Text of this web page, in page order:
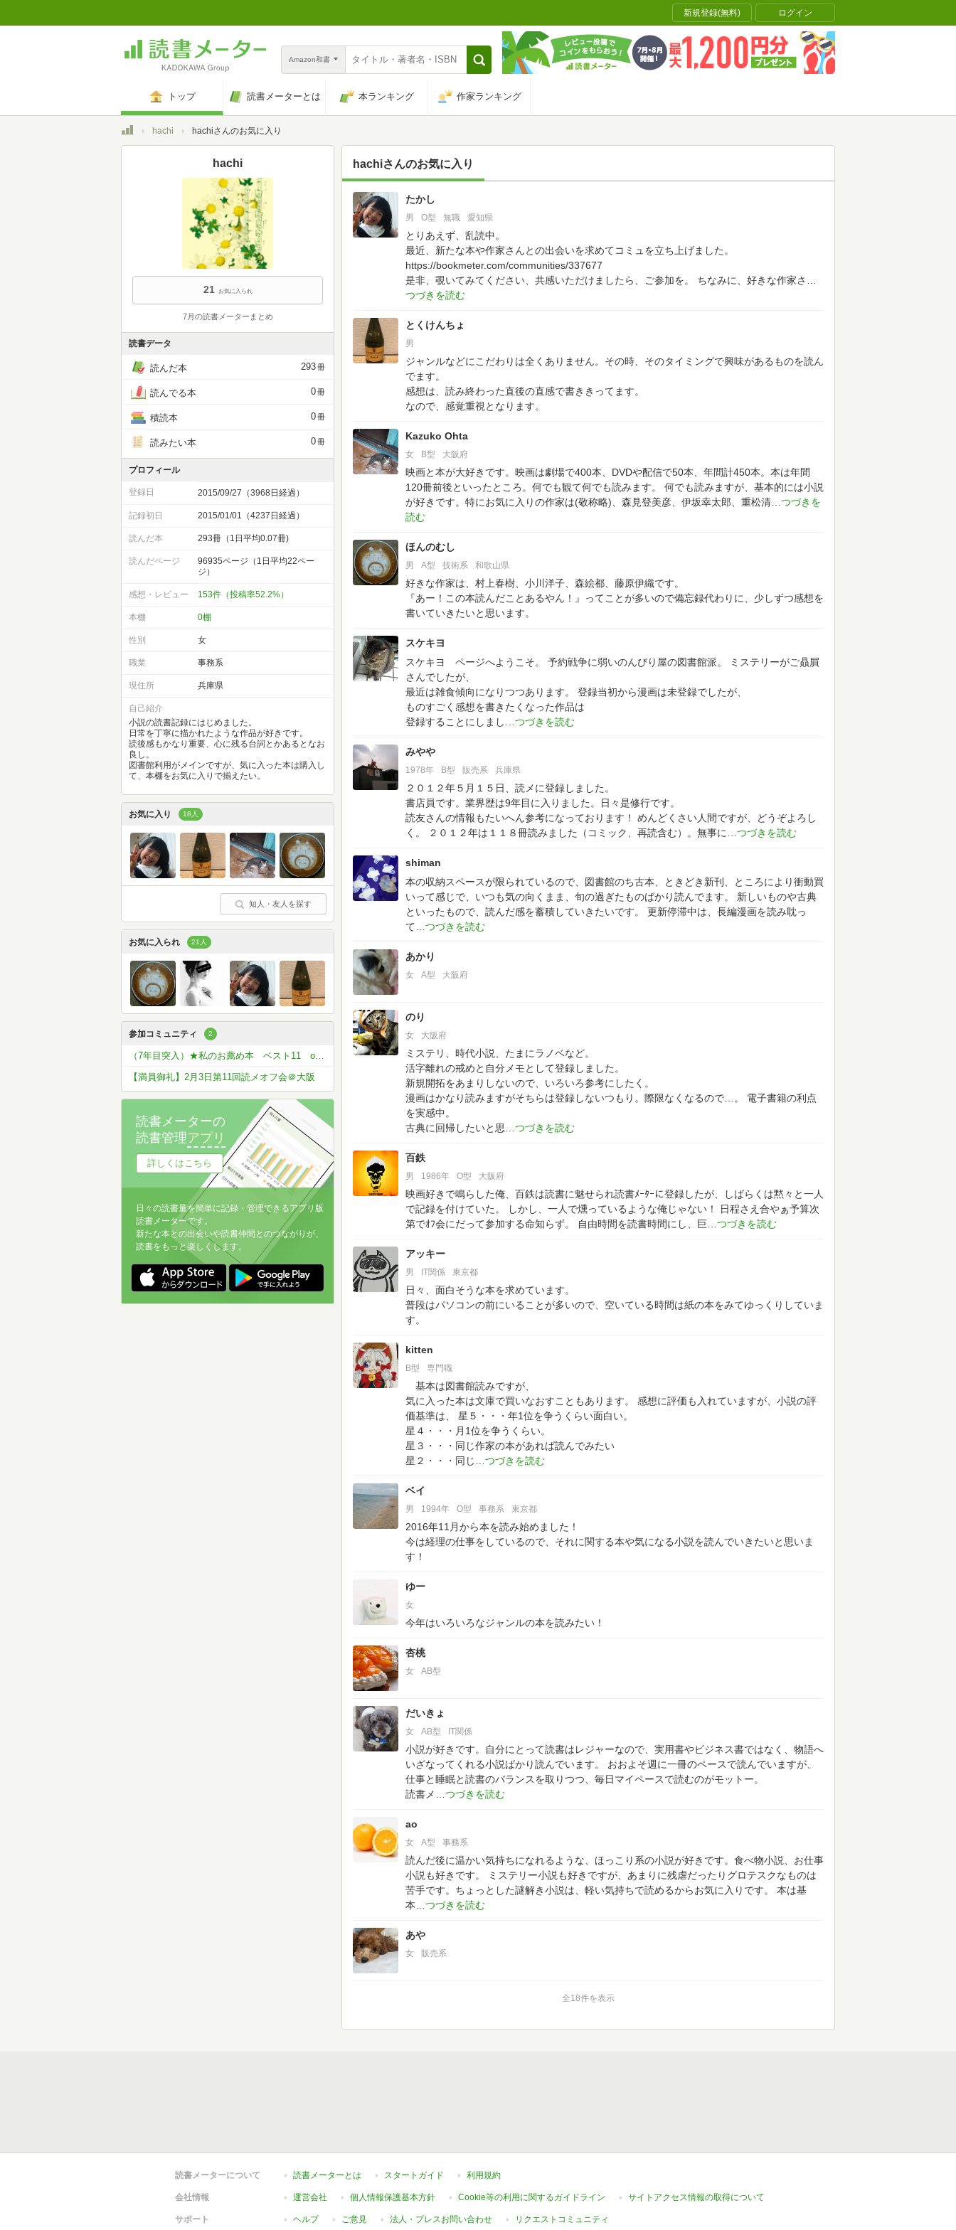
新規登録(無料) ログイン
Amazon和書
トップ 読書メーターとは 本ランキング 作家ランキング
トップhachi hachiさんのお気に入り
hachiさんのお気に入り
18 たかし
男 O型 無職 愛知県
とりあえず、乱読中。
最近、新たな本や作家さんとの出会いを求めてコミュを立ち上げました。
https://bookmeter.com/communities/337677
是非、覗いてみてください、共感いただけましたら、ご参加を。
ちなみに、好きな作家さ
とくけんちょ
男
ジャンルなどにこだわりは全くありません。その時、そのタイミングで興味があるものを読ん
でます。
感想は、読み終わった直後の直感で書ききってます。
なので、感覚重視となります。
Kazuko Ohta
女 B型 大阪府
映画と本が大好きです。映画は劇場で400本、DVDや配信で50本、年間計450本。本は年間
120冊前後といったところ。何でも観て何でも読みます。
何でも読みますが、基本的には小説
が好きです。特にお気に入りの作家は(敬称略)、森見登美彦、伊坂幸太郎、重松清
ほんのむし
男 A型 技術系 和歌山県
好きな作家は、村上春樹、小川洋子、森絵都、藤原伊織です。
『あー！この本読んだことあるやん！』ってことが多いので備忘録代わりに、少しずつ感想を
書いていきたいと思います。
スケキヨ
スケキヨ ページへようこそ。
予約戦争に弱いのんびり屋の図書館派。
ミステリーがご贔屓
さんでしたが、
最近は雑食傾向になりつつあります。
登録当初から漫画は未登録でしたが、
ものすごく感想を書きたくなった作品は
登録することにしまし
みやや
1978年 B型 販売系 兵庫県
２０１２年５月１５日、読メに登録しました。
書店員です。業界歴は9年目に入りました。日々是修行です。
読友さんの情報もたいへん参考になっております！
めんどくさい人間ですが、どうぞよろし
く。
２０１２年は１１８冊読みました（コミック、再読含む）。無事に
shiman
本の収納スペースが限られているので、図書館のち古本、ときどき新刊、ところにより衝動買
いって感じで、いつも気の向くまま、旬の過ぎたものばかり読んでます。
新しいものや古典
といったもので、読んだ感を蓄積していきたいです。
更新停滞中は、長編漫画を読み耽っ
て
あかり
女 A型 大阪府
のり
女 大阪府
ミステリ、時代小説、たまにラノベなど。
活字離れの戒めと自分メモとして登録しました。
新規開拓をあまりしないので、いろいろ参考にしたく。
漫画はかなり読みますがそちらは登録しないつもり。際限なくなるので…。
電子書籍の利点
を実感中。
古典に回帰したいと思
百鉄
男 1986年 O型 大阪府
映画好きで鳴らした俺、百鉄は読書に魅せられ読書ﾒｰﾀｰに登録したが、しばらくは黙々と一人
で記録を付けていた。
しかし、一人で燻っているような俺じゃない！
日程さえ合やぁ予算次
第でｵﾌ会にだって参加する命知らず。
自由時間を読書時間にし、巨
アッキー
男 IT関係 東京都
日々、面白そうな本を求めています。
普段はパソコンの前にいることが多いので、空いている時間は紙の本をみてゆっくりしていま
す。
kitten
B型 専門職
基本は図書館読みですが、
気に入った本は文庫で買いなおすこともあります。
感想に評価も入れていますが、小説の評
価基準は、
星５・・・年1位を争うくらい面白い。
星４・・・月1位を争うくらい。
星３・・・同じ作家の本があれば読んでみたい
星２・・・同じ
ベイ
男 1994年 O型 事務系 東京都
2016年11月から本を読み始めました！
今は経理の仕事をしているので、それに関する本や気になる小説を読んでいきたいと思いま
す！
ゆー
女
今年はいろいろなジャンルの本を読みたい！
杏桃
女 AB型
だいきょ
女 AB型 IT関係
小説が好きです。自分にとって読書はレジャーなので、実用書やビジネス書ではなく、物語へ
いざなってくれる小説ばかり読んでいます。
おおよそ週に一冊のペースで読んでいますが、
仕事と睡眠と読書のバランスを取りつつ、毎日マイペースで読むのがモットー。
読書メ
ao
女 A型 事務系
読んだ後に温かい気持ちになれるような、ほっこり系の小説が好きです。食べ物小説、お仕事
小説も好きです。
ミステリー小説も好きですが、あまりに残虐だったりグロテスクなものは
苦手です。ちょっとした謎解き小説は、軽い気持ちで読めるからお気に入りです。
本は基
本
あや
女 販売系
全18件を表示
hachi
21 お気に入られ
7月の読書メーターまとめ
読書データ
読んだ本 293冊
読んでる本 0冊
積読本 0冊
読みたい本 0冊
プロフィール
登録日 2015/09/27（3968日経過）
記録初日 2015/01/01（4237日経過）
読んだ本 293冊（1日平均0.07冊)
読んだページ
96935ページ（1日平均22ペー
ジ）
感想・レビュー 153件（投稿率52.2%）
本棚 0棚
性別 女
職業 事務系
現住所 兵庫県
自己紹介
小説の読書記録にはじめました。
日常を丁寧に描かれたような作品が好きです。
読後感もかなり重要、心に残る台詞とかあるとなお
良し。
図書館利用がメインですが、気に入った本は購入し
て、本棚をお気に入りで揃えたい。
お気に入り 18人
知人・友人を探す
お気に入られ 21人
参加コミュニティ 2
（7年目突入）★私のお薦め本 ベスト11 or ベスト5
【満員御礼】2月3日第11回読メオフ会＠大阪
読書メーターの
読書管理アプリ
詳しくはこちら
日々の読書量を簡単に記録・管理できるアプリ版
読書メーターです。
新たな本との出会いや読書仲間とのつながりが、
読書をもっと楽しくします。
読書メーターについて 読書メーターとは スタートガイド 利用規約
会社情報 運営会社 個人情報保護基本方針 Cookie等の利用に関するガイドライン サイトアクセス情報の取得について
サポート ヘルプ ご意見 法人・プレスお問い合わせ リクエストコミュニティ